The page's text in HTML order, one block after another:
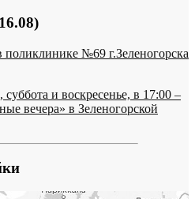
поликлинике №69 г.Зеленогорска
и воскресенье, в 17:00 –
вечера» в Зеленогорской